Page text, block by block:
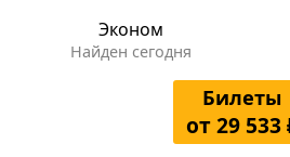
Эконом
Найден сегодня
Билеты
от 29 533